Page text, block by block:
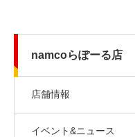
namcoらぽーる店
店舗情報
イベント&ニュース